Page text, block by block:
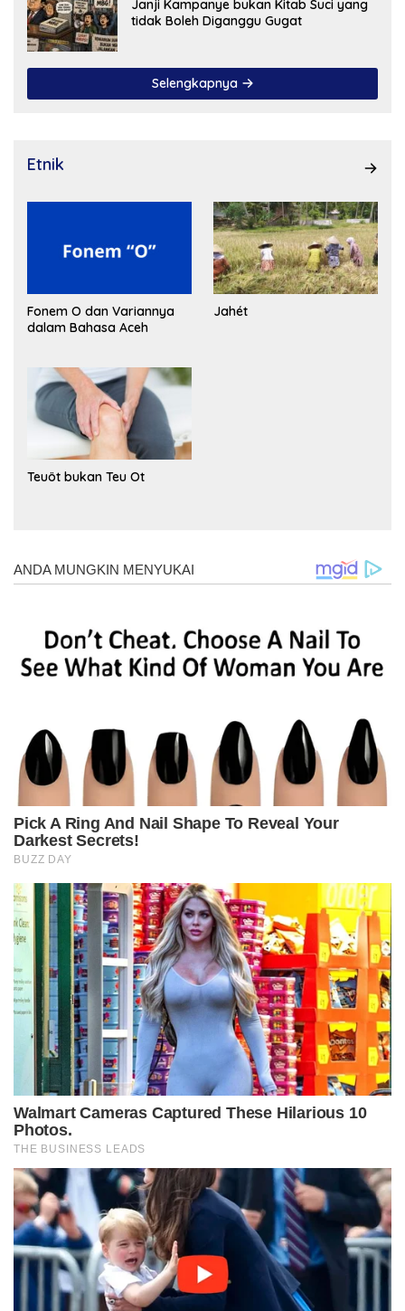
Janji Kampanye bukan Kitab Suci yang
tidak Boleh Diganggu Gugat
Selengkapnya
Etnik
Fonem O dan Variannya
dalam Bahasa Aceh
Jahét
Teuöt bukan Teu Ot